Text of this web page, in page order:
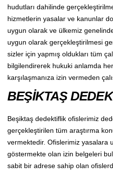
hudutları dahilinde
hizmetlerin yasalar ve kanunlar
uygun olarak ve ülkemiz
uygun olarak gerçekleştirilmesi
sizler için yapmış oldukları tüm
bilgilendirerek hukuki anlamda
karşılaşmanıza izin vermeden
BEŞİKTAŞ
Beşiktaş dedektiflik ofislerimiz
gerçekleştirilen tüm araştırma
vermektedir. Ofislerimiz yasalara
göstermekte olan izin belgeleri
sabit bir adrese sahip olan